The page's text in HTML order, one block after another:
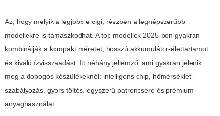
Az, hogy melyik a legjobb e cigi, részben a legnépszerűbb
modellekre is támaszkodhat. A top modellek 2025-ben gyakran
kombinálják a kompakt méretet, hosszú akkumulátor-élettartamot
és kiváló ízvisszaadást. Itt néhány jellemző, ami gyakran jelenik
meg a dobogós készülékeknél: intelligens chip, hőmérséklet-
szabályozás, gyors töltés, egyszerű patroncsere és prémium
anyaghasználat.